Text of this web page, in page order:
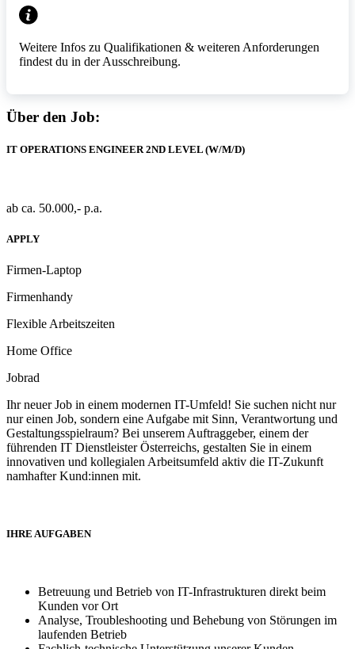
Weitere Infos zu Qualifikationen & weiteren Anforderungen
findest du in der Ausschreibung.
Über den Job:
IT OPERATIONS ENGINEER 2ND LEVEL (W/M/D)
ab ca. 50.000,- p.a.
APPLY
Firmen-Laptop
Firmenhandy
Flexible Arbeitszeiten
Home Office
Jobrad
Ihr neuer Job in einem modernen IT-Umfeld! Sie suchen nicht nur
nur einen Job, sondern eine Aufgabe mit Sinn, Verantwortung und
Gestaltungsspielraum? Bei unserem Auftraggeber, einem der
führenden IT Dienstleister Österreichs, gestalten Sie in einem
innovativen und kollegialen Arbeitsumfeld aktiv die IT-Zukunft
namhafter Kund:innen mit.
IHRE AUFGABEN
Betreuung und Betrieb von IT-Infrastrukturen direkt beim
Kunden vor Ort
Analyse, Troubleshooting und Behebung von Störungen im
laufenden Betrieb